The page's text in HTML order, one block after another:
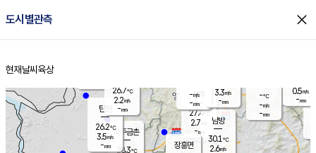
도시별관측 close
홈
현재날씨 육상
양주
27.4℃
2.7
-mm
파주금촌
28.3℃
-℃
-m/s
-mm
탄현
26.2℃
3.5m/s
-mm
0.5m/s
-mm
남방
30.1℃
2.6m/s
장흥면
-m/s
-mm
26.7℃
2.2m/s
-mm
3.3m/s
-mm